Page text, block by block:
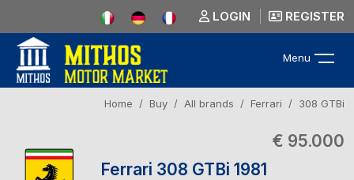
LOGIN REGISTER
Menu
Home Buy All brands Ferrari 308 GTBi
€ 95.000
Ferrari 308 GTBi 1981